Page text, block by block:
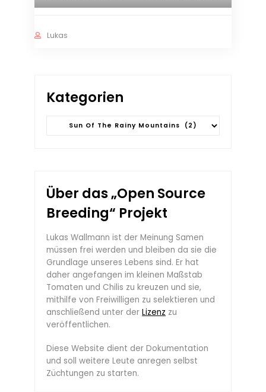
Lukas
Kategorien
Über das „Open Source
Breeding“ Projekt
Lukas Wallmann ist der Meinung Samen
müssen frei werden und bleiben da sie die
Grundlage unseres Lebens sind. Er hat
daher angefangen im kleinen Maßstab
Tomaten und Chilis zu kreuzen und sie,
mithilfe von Freiwilligen zu selektieren und
anschließend unter derLizenz zu
veröffentlichen.
Diese Website dient der Dokumentation
und soll weitere Leute anregen selbst
Züchtungen zu starten.